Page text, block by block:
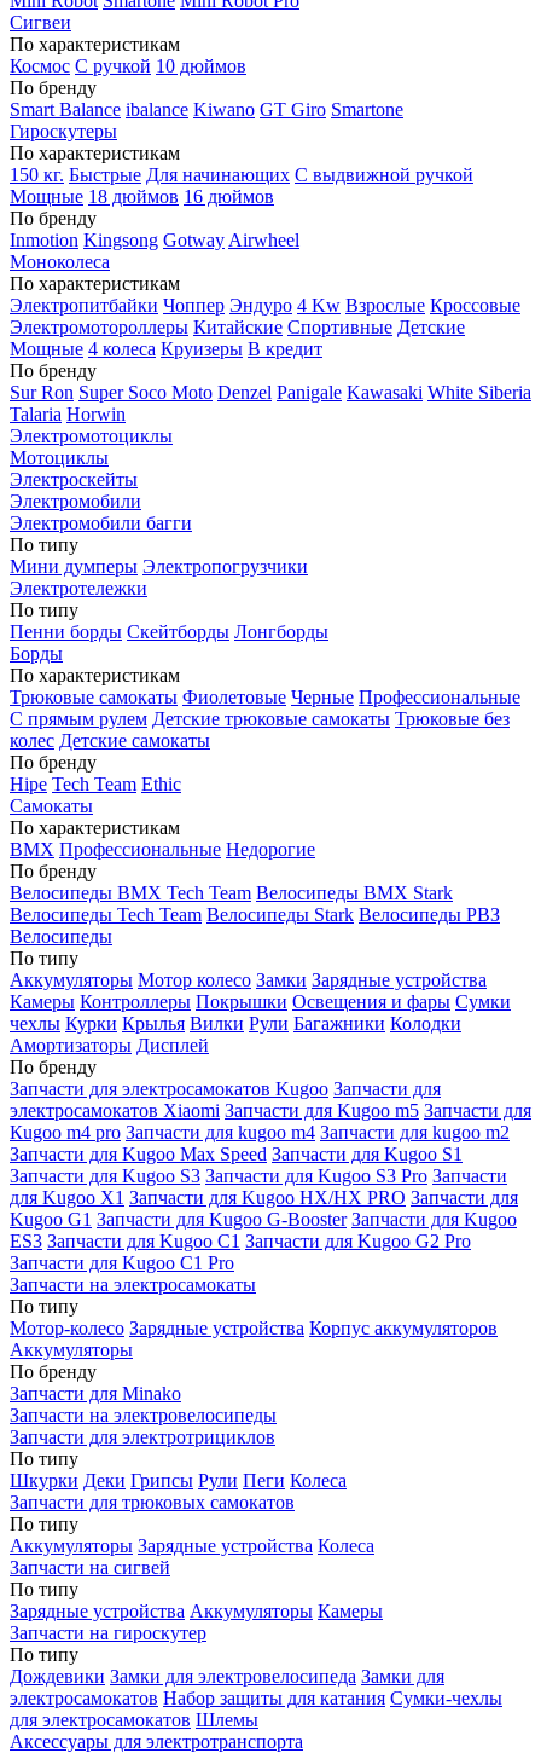
Сигвеи
По характеристикам
Космос С ручкой 10 дюймов
По бренду
Smart Balance ibalance Kiwano GT Giro Smartone
Гироскутеры
По характеристикам
150 кг. Быстрые Для начинающих С выдвижной ручкой
Мощные 18 дюймов 16 дюймов
По бренду
Inmotion Kingsong Gotway Airwheel
Моноколеса
По характеристикам
Электропитбайки Чоппер Эндуро 4 Kw Взрослые Кроссовые
Электромотороллеры Китайские Спортивные Детские
Мощные 4 колеса Круизеры В кредит
По бренду
Sur Ron Super Soco Moto Denzel Panigale Kawasaki White Siberia
Talaria Horwin
Электромотоциклы
Мотоциклы
Электроскейты
Электромобили
Электромобили багги
По типу
Мини думперы Электропогрузчики
Электротележки
По типу
Пенни борды Скейтборды Лонгборды
Борды
По характеристикам
Трюковые самокаты Фиолетовые Черные Профессиональные
С прямым рулем Детские трюковые самокаты Трюковые без
колес Детские самокаты
По бренду
Hipe Tech Team Ethic
Самокаты
По характеристикам
BMX Профессиональные Недорогие
По бренду
Велосипеды BMX Tech Team Велосипеды BMX Stark
Велосипеды Tech Team Велосипеды Stark Велосипеды РВЗ
Велосипеды
По типу
Аккумуляторы Мотор колесо Замки Зарядные устройства
Камеры Контроллеры Покрышки Освещения и фары Сумки
чехлы Курки Крылья Вилки Рули Багажники Колодки
Амортизаторы Дисплей
По бренду
Запчасти для электросамокатов Kugoo Запчасти для
электросамокатов Xiaomi Запчасти для Kugoo m5 Запчасти для
Кugoo m4 pro Запчасти для kugoo m4 Запчасти для kugoo m2
Запчасти для Kugoo Max Speed Запчасти для Kugoo S1
Запчасти для Kugoo S3 Запчасти для Kugoo S3 Pro Запчасти
для Kugoo X1 Запчасти для Kugoo HX/HX PRO Запчасти для
Kugoo G1 Запчасти для Kugoo G-Booster Запчасти для Kugoo
ES3 Запчасти для Kugoo C1 Запчасти для Kugoo G2 Pro
Запчасти для Kugoo C1 Pro
Запчасти на электросамокаты
По типу
Мотор-колесо Зарядные устройства Корпус аккумуляторов
Аккумуляторы
По бренду
Запчасти для Minako
Запчасти на электровелосипеды
Запчасти для электротрициклов
По типу
Шкурки Деки Грипсы Рули Пеги Колеса
Запчасти для трюковых самокатов
По типу
Аккумуляторы Зарядные устройства Колеса
Запчасти на сигвей
По типу
Зарядные устройства Аккумуляторы Камеры
Запчасти на гироскутер
По типу
Дождевики Замки для электровелосипеда Замки для
электросамокатов Набор защиты для катания Сумки-чехлы
для электросамокатов Шлемы
Аксессуары для электротранспорта